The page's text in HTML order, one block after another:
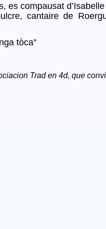
es compausat
cantaire de
tòca"
Trad en 4d, que